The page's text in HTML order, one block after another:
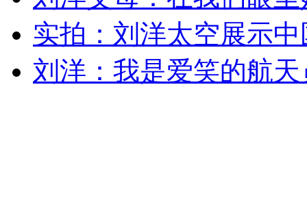
实拍：刘洋太空展示
刘洋：我是爱笑的航天